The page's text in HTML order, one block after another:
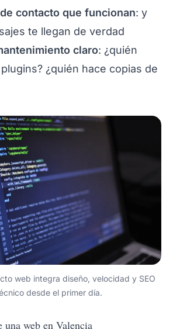
contacto que funcionan: y
te llegan de verdad
claro: ¿quién
¿quién hace copias de
web integra diseño, velocidad y SEO
desde el primer día.
una web en Valencia